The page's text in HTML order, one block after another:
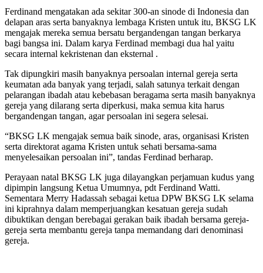
Ferdinand mengatakan ada sekitar 300-an sinode di Indonesia dan
delapan aras serta banyaknya lembaga Kristen untuk itu, BKSG LK
mengajak mereka semua bersatu bergandengan tangan berkarya
bagi bangsa ini. Dalam karya Ferdinad membagi dua hal yaitu
secara internal kekristenan dan eksternal .
Tak dipungkiri masih banyaknya persoalan internal gereja serta
keumatan ada banyak yang terjadi, salah satunya terkait dengan
pelarangan ibadah atau kebebasan beragama serta masih banyaknya
gereja yang dilarang serta diperkusi, maka semua kita harus
bergandengan tangan, agar persoalan ini segera selesai.
“BKSG LK mengajak semua baik sinode, aras, organisasi Kristen
serta direktorat agama Kristen untuk sehati bersama-sama
menyelesaikan persoalan ini”, tandas Ferdinad berharap.
Perayaan natal BKSG LK juga dilayangkan perjamuan kudus yang
dipimpin langsung Ketua Umumnya, pdt Ferdinand Watti.
Sementara Merry Hadassah sebagai ketua DPW BKSG LK selama
ini kiprahnya dalam memperjuangkan kesatuan gereja sudah
dibuktikan dengan berebagai gerakan baik ibadah bersama gereja-
gereja serta membantu gereja tanpa memandang dari denominasi
gereja.